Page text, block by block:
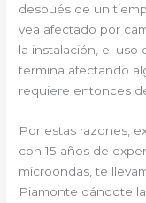
después de un
vea afectado por
la instalación, el
termina afectando
requiere entonces
Por estas razones,
con 15 años de
microondas, te
Piamonte dándote